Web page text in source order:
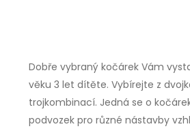
Dobře vybraný kočárek Vám
věku 3 let dítěte. Vybírejte z
trojkombinací. Jedná se o
podvozek pro různé nástavby